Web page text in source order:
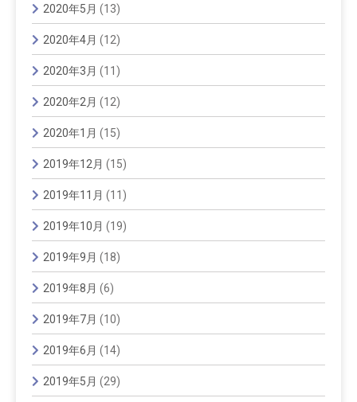
2020年5月 (13)
2020年4月 (12)
2020年3月 (11)
2020年2月 (12)
2020年1月 (15)
2019年12月 (15)
2019年11月 (11)
2019年10月 (19)
2019年9月 (18)
2019年8月 (6)
2019年7月 (10)
2019年6月 (14)
2019年5月 (29)